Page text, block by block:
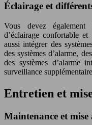
Éclairage et
Vous devez également
d’éclairage confortable
aussi intégrer des
des systèmes d’alarme,
des systèmes d’alarme
surveillance
Entretien et
Maintenance et